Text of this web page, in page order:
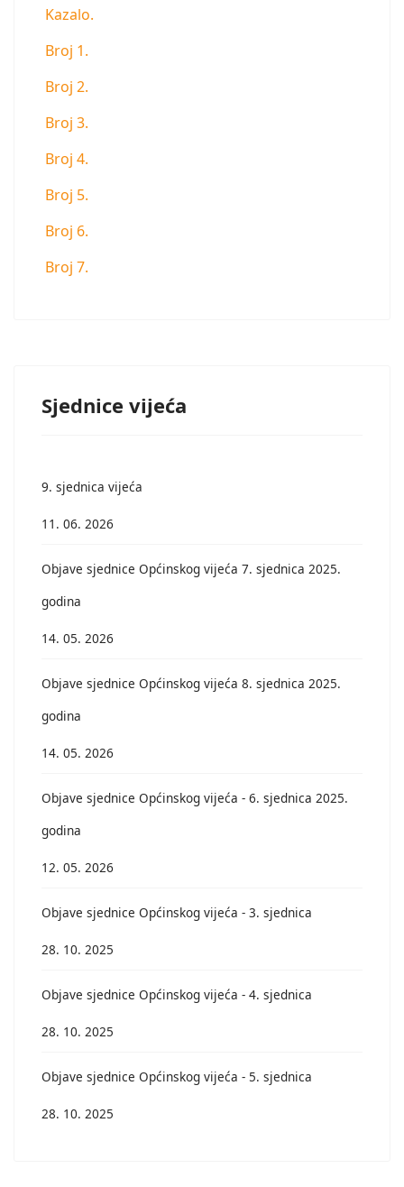
Kazalo.
Broj 1.
Broj 2.
Broj 3.
Broj 4.
Broj 5.
Broj 6.
Broj 7.
Sjednice vijeća
9. sjednica vijeća
11. 06. 2026
Objave sjednice Općinskog vijeća 7. sjednica 2025.
godina
14. 05. 2026
Objave sjednice Općinskog vijeća 8. sjednica 2025.
godina
14. 05. 2026
Objave sjednice Općinskog vijeća - 6. sjednica 2025.
godina
12. 05. 2026
Objave sjednice Općinskog vijeća - 3. sjednica
28. 10. 2025
Objave sjednice Općinskog vijeća - 4. sjednica
28. 10. 2025
Objave sjednice Općinskog vijeća - 5. sjednica
28. 10. 2025